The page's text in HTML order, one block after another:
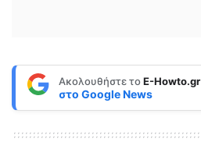
Ακολουθήστε τοE-Howto.gr
στο Google News